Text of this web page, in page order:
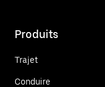
Produits
Trajet
Conduire